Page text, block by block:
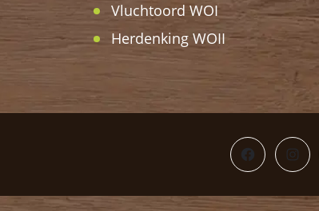
Vluchtoord WOI
Herdenking WOII
Facebook